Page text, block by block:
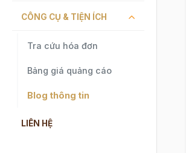
CÔNG CỤ & TIỆN ÍCH
Tra cứu hóa đơn
Bảng giá quảng cáo
Blog thông tin
LIÊN HỆ